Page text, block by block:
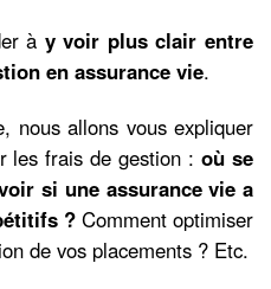
à y voir plus clair entre
en assurance vie.
nous allons vous expliquer
les frais de gestion :où se
si une assurance vie a
?Comment optimiser
de vos placements ? Etc.